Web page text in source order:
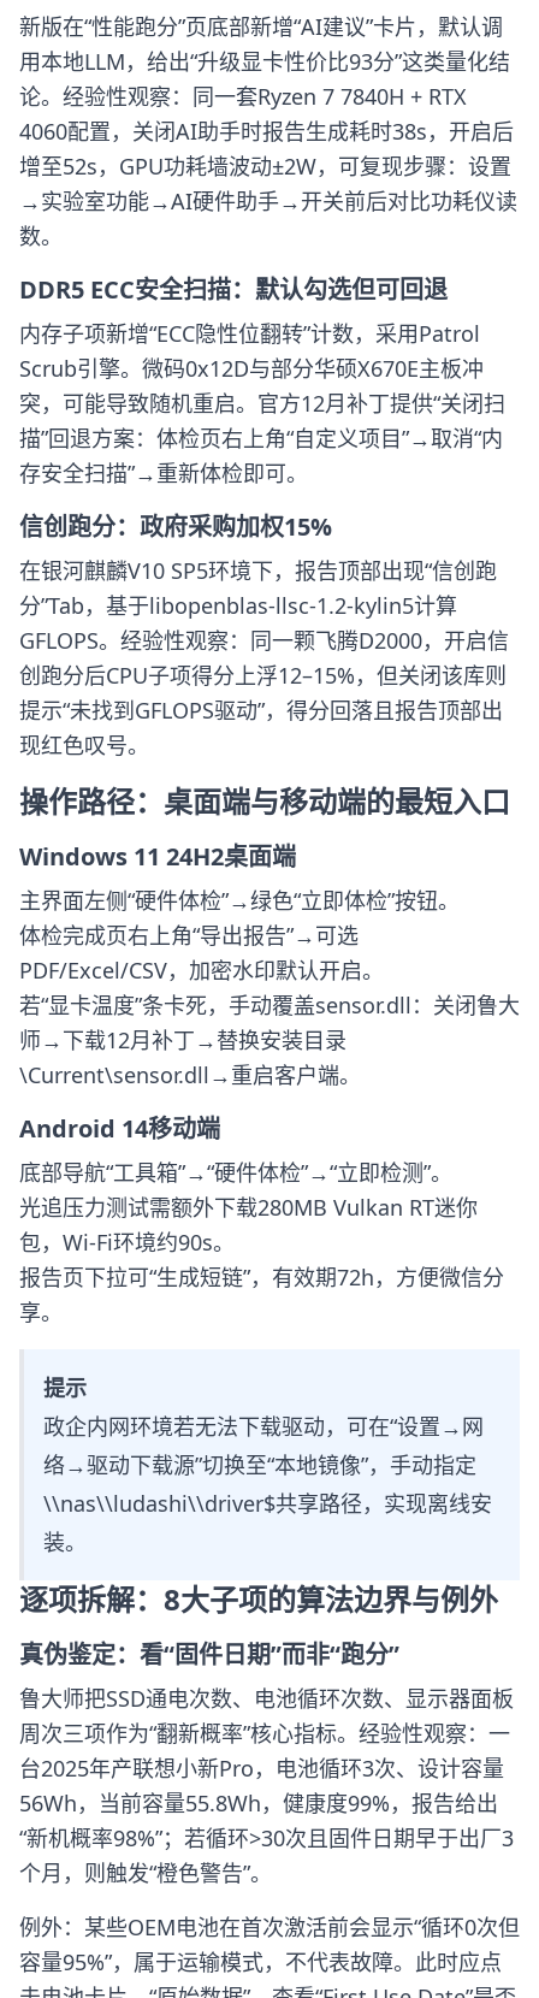
新版在“性能跑分”页底部新增“AI建议”卡片，默认调
用本地LLM，给出“升级显卡性价比93分”这类量化结
论。经验性观察：同一套Ryzen 7 7840H + RTX
4060配置，关闭AI助手时报告生成耗时38s，开启后
增至52s，GPU功耗墙波动±2W，可复现步骤：设置
→实验室功能→AI硬件助手→开关前后对比功耗仪读
数。
DDR5 ECC安全扫描：默认勾选但可回退
内存子项新增“ECC隐性位翻转”计数，采用Patrol
Scrub引擎。微码0x12D与部分华硕X670E主板冲
突，可能导致随机重启。官方12月补丁提供“关闭扫
描”回退方案：体检页右上角“自定义项目”→取消“内
存安全扫描”→重新体检即可。
信创跑分：政府采购加权15%
在银河麒麟V10 SP5环境下，报告顶部出现“信创跑
分”Tab，基于libopenblas-llsc-1.2-kylin5计算
GFLOPS。经验性观察：同一颗飞腾D2000，开启信
创跑分后CPU子项得分上浮12–15%，但关闭该库则
提示“未找到GFLOPS驱动”，得分回落且报告顶部出
现红色叹号。
操作路径：桌面端与移动端的最短入口
Windows 11 24H2桌面端
主界面左侧“硬件体检”→绿色“立即体检”按钮。
体检完成页右上角“导出报告”→可选
PDF/Excel/CSV，加密水印默认开启。
若“显卡温度”条卡死，手动覆盖sensor.dll：关闭鲁大
师→下载12月补丁→替换安装目录
\Current\sensor.dll→重启客户端。
Android 14移动端
底部导航“工具箱”→“硬件体检”→“立即检测”。
光追压力测试需额外下载280MB Vulkan RT迷你
包，Wi-Fi环境约90s。
报告页下拉可“生成短链”，有效期72h，方便微信分
享。
提示
政企内网环境若无法下载驱动，可在“设置→网
络→驱动下载源”切换至“本地镜像”，手动指定
\\nas\\ludashi\\driver$共享路径，实现离线安
装。
逐项拆解：8大子项的算法边界与例外
真伪鉴定：看“固件日期”而非“跑分”
鲁大师把SSD通电次数、电池循环次数、显示器面板
周次三项作为“翻新概率”核心指标。经验性观察：一
台2025年产联想小新Pro，电池循环3次、设计容量
56Wh，当前容量55.8Wh，健康度99%，报告给出
“新机概率98%”；若循环>30次且固件日期早于出厂3
个月，则触发“橙色警告”。
例外：某些OEM电池在首次激活前会显示“循环0次但
容量95%”，属于运输模式，不代表故障。此时应点